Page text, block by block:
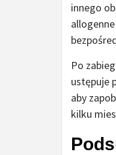
innego
Po
ustępuje
aby
kilku